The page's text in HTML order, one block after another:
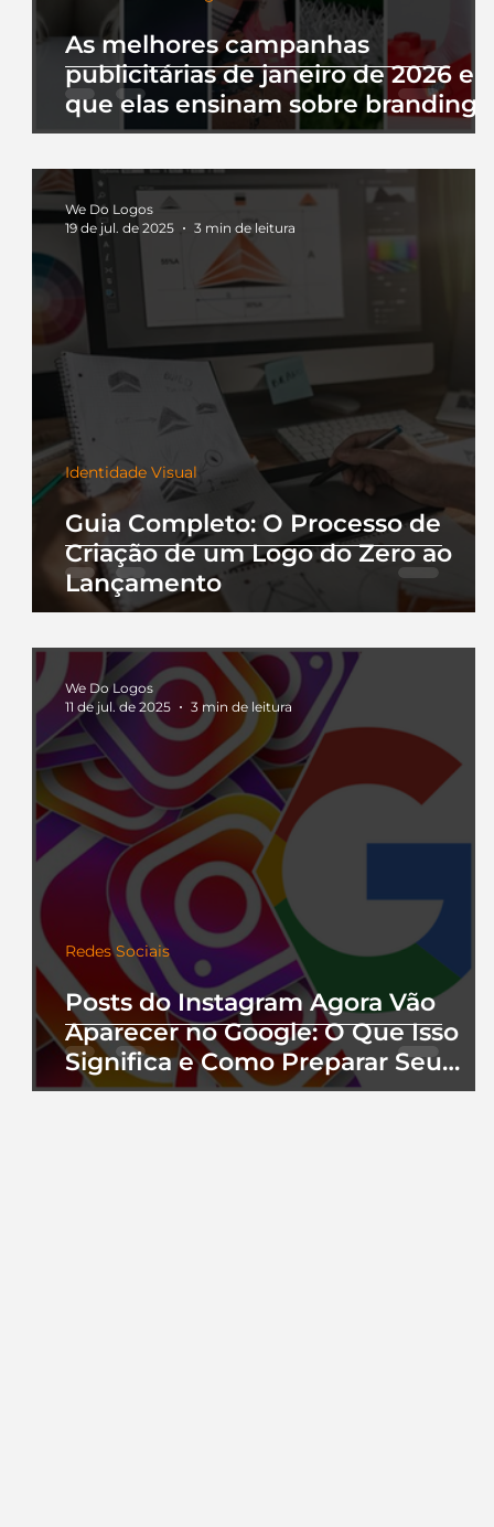
As melhores campanhas
publicitárias de janeiro de 2026 e
que elas ensinam sobre branding
Guia Completo: O Processo de
Criação de um Logo do Zero ao
Lançamento
Identidade Visual
We Do Logos
19 de jul. de 2025
3 min de leitura
Posts do Instagram Agora Vão
Aparecer no Google: O Que Isso
Significa e Como Preparar Seu
Perfil
Redes Sociais
We Do Logos
11 de jul. de 2025
3 min de leitura